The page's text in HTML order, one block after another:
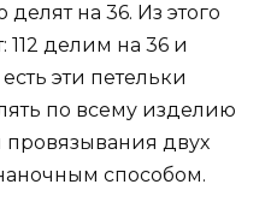
на 36. Из этого
112 делим на 36 и
эти петельки
по всему изделию
двух
способом.